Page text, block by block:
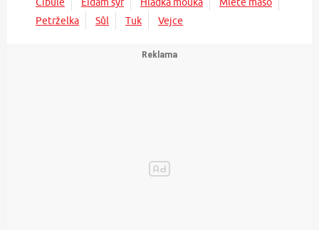
Petrželka
Sůl Tuk Vejce